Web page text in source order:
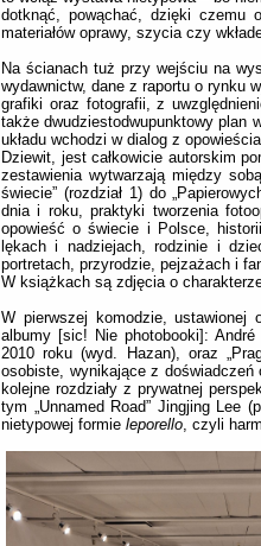
dotknąć, powąchać, dzięki czemu
materiałów oprawy, szycia czy
Na ścianach tuż przy wejściu na
wydawnictw, dane z raportu o rynku
grafiki oraz fotografii, z
także dwudziestodwupunktowy plan
układu wchodzi w dialog z
Dziewit, jest całkowicie autorskim
zestawienia wytwarzają między
świecie” (rozdział 1) do
dnia i roku, praktyki tworzenia
opowieść o świecie i Polsce,
lękach i nadziejach, rodzinie i
portretach, przyrodzie, pejzażach i
W książkach są zdjęcia o
W pierwszej komodzie, ustawionej
albumy [sic! Nie photobooki]:
2010 roku (wyd. Hazan), oraz
osobiste, wynikające z
kolejne rozdziały z prywatnej
tym „Unnamed Road” Jingjing Lee
nietypowej formie leporello, czyli